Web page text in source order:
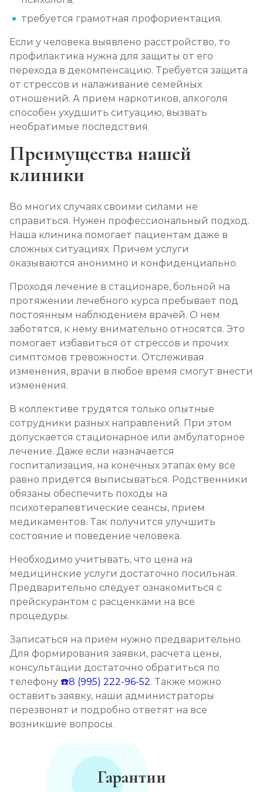
требуется грамотная профориентация.
Если у человека выявлено расстройство, то
профилактика нужна для защиты от его
перехода в декомпенсацию. Требуется защита
от стрессов и налаживание семейных
отношений. А прием наркотиков, алкоголя
способен ухудшить ситуацию, вызвать
необратимые последствия.
Преимущества нашей
клиники
Во многих случаях своими силами не
справиться. Нужен профессиональный подход.
Наша клиника помогает пациентам даже в
сложных ситуациях. Причем услуги
оказываются анонимно и конфиденциально.
Проходя лечение в стационаре, больной на
протяжении лечебного курса пребывает под
постоянным наблюдением врачей. О нем
заботятся, к нему внимательно относятся. Это
помогает избавиться от стрессов и прочих
симптомов тревожности. Отслеживая
изменения, врачи в любое время смогут внести
изменения.
В коллективе трудятся только опытные
сотрудники разных направлений. При этом
допускается стационарное или амбулаторное
лечение. Даже если назначается
госпитализация, на конечных этапах ему все
равно придется выписываться. Родственники
обязаны обеспечить походы на
психотерапевтические сеансы, прием
медикаментов. Так получится улучшить
состояние и поведение человека.
Необходимо учитывать, что цена на
медицинские услуги достаточно посильная.
Предварительно следует ознакомиться с
прейскурантом с расценками на все
процедуры.
Записаться на прием нужно предварительно.
Для формирования заявки, расчета цены,
консультации достаточно обратиться по
телефону ☎️8 (995) 222-96-52. Также можно
оставить заявку, наши администраторы
перезвонят и подробно ответят на все
возникшие вопросы.
Гарантии